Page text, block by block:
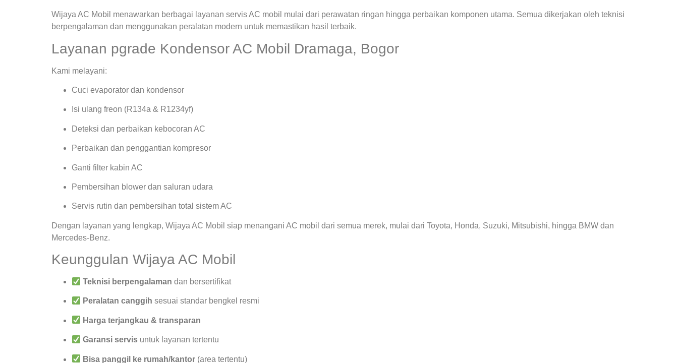
Wijaya AC Mobil menawarkan berbagai layanan servis AC mobil mulai dari perawatan ringan hingga perbaikan komponen utama. Semua dikerjakan oleh teknisi
berpengalaman dan menggunakan peralatan modern untuk memastikan hasil terbaik.
Layanan pgrade Kondensor AC Mobil Dramaga, Bogor
Kami melayani:
Cuci evaporator dan kondensor
Isi ulang freon (R134a & R1234yf)
Deteksi dan perbaikan kebocoran AC
Perbaikan dan penggantian kompresor
Ganti filter kabin AC
Pembersihan blower dan saluran udara
Servis rutin dan pembersihan total sistem AC
Dengan layanan yang lengkap, Wijaya AC Mobil siap menangani AC mobil dari semua merek, mulai dari Toyota, Honda, Suzuki, Mitsubishi, hingga BMW dan
Mercedes-Benz.
Keunggulan Wijaya AC Mobil
Teknisi berpengalaman dan bersertifikat
Peralatan canggih sesuai standar bengkel resmi
Harga terjangkau & transparan
Garansi servis untuk layanan tertentu
Bisa panggil ke rumah/kantor (area tertentu)